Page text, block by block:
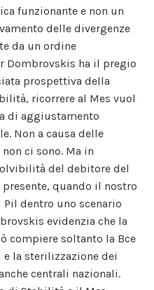
funzionante e non un
delle divergenze
da un ordine
Dombrovskis ha il pregio
prospettiva della
ricorrere al Mes vuol
di aggiustamento
Non a causa delle
ci sono. Ma in
del debitore del
quando il nostro
dentro uno scenario
evidenzia che la
compiere soltanto la Bce
la sterilizzazione dei
centrali nazionali.